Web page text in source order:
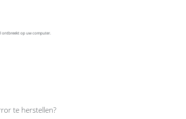
ontbreekt op uw computer.
te herstellen?